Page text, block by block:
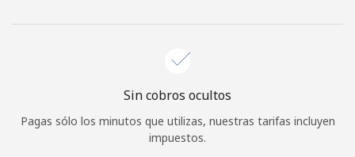
¿Olvidaste tu contraseña? →
Iniciar Sesión
Sin cobros ocultos
Pagas sólo los minutos que utilizas, nuestras tarifas incluyen
impuestos.